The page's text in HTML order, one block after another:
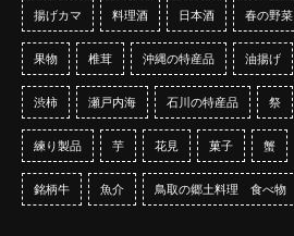
揚げカマ 料理酒 日本酒 春の野菜
果物 椎茸 沖縄の特産品 油揚げ
渋柿 瀬戸内海 石川の特産品 祭
練り製品 芋 花見 菓子 蟹
銘柄牛 魚介 鳥取の郷土料理 食べ物